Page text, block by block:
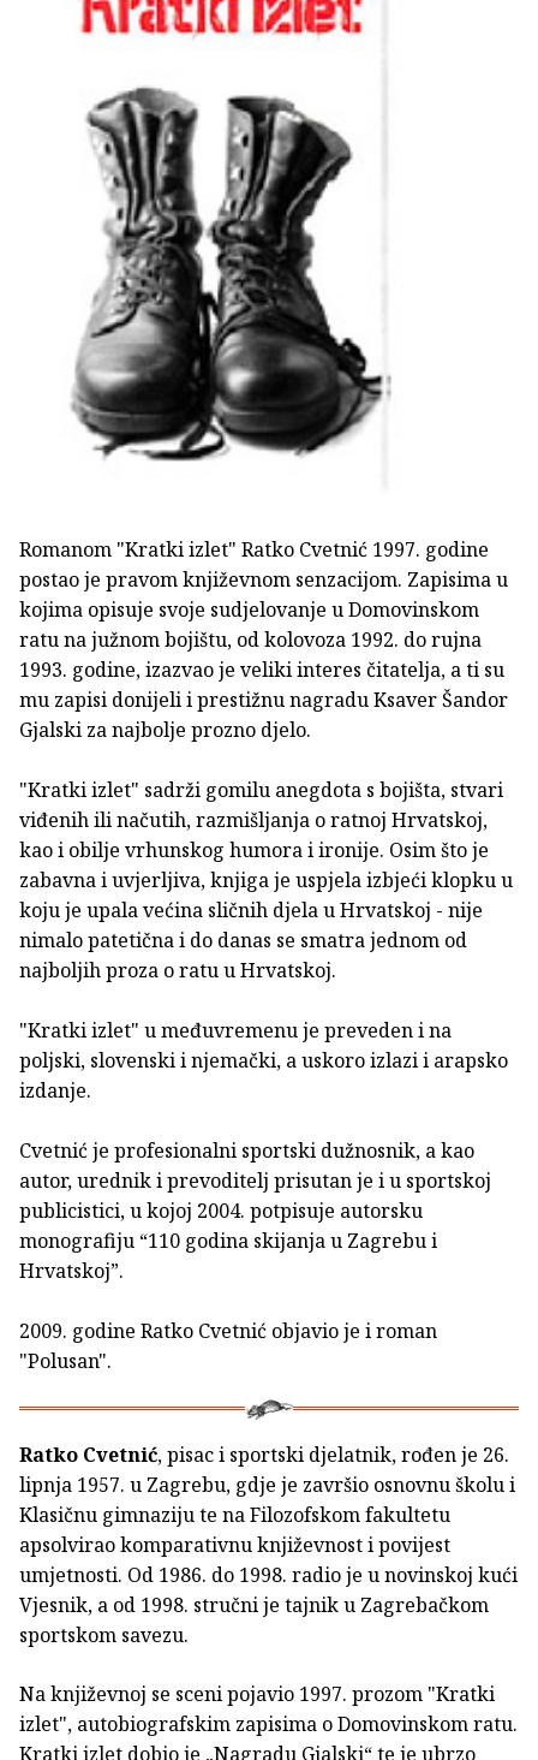
Romanom "Kratki izlet" Ratko Cvetnić 1997. godine
postao je pravom književnom senzacijom. Zapisima u
kojima opisuje svoje sudjelovanje u Domovinskom
ratu na južnom bojištu, od kolovoza 1992. do rujna
1993. godine, izazvao je veliki interes čitatelja, a ti su
mu zapisi donijeli i prestižnu nagradu Ksaver Šandor
Gjalski za najbolje prozno djelo.
"Kratki izlet" sadrži gomilu anegdota s bojišta, stvari
viđenih ili načutih, razmišljanja o ratnoj Hrvatskoj,
kao i obilje vrhunskog humora i ironije. Osim što je
zabavna i uvjerljiva, knjiga je uspjela izbjeći klopku u
koju je upala većina sličnih djela u Hrvatskoj - nije
nimalo patetična i do danas se smatra jednom od
najboljih proza o ratu u Hrvatskoj.
"Kratki izlet" u međuvremenu je preveden i na
poljski, slovenski i njemački, a uskoro izlazi i arapsko
izdanje.
Cvetnić je profesionalni sportski dužnosnik, a kao
autor, urednik i prevoditelj prisutan je i u sportskoj
publicistici, u kojoj 2004. potpisuje autorsku
monografiju “110 godina skijanja u Zagrebu i
Hrvatskoj”.
2009. godine Ratko Cvetnić objavio je i roman
"Polusan".
Ratko Cvetnić, pisac i sportski djelatnik, rođen je 26.
lipnja 1957. u Zagrebu, gdje je završio osnovnu školu i
Klasičnu gimnaziju te na Filozofskom fakultetu
apsolvirao komparativnu književnost i povijest
umjetnosti. Od 1986. do 1998. radio je u novinskoj kući
Vjesnik, a od 1998. stručni je tajnik u Zagrebačkom
sportskom savezu.
Na književnoj se sceni pojavio 1997. prozom "Kratki
izlet", auto­biografskim zapisima o Domovinskom ratu.
Kratki izlet dobio je „Nagradu Gjalski“ te je ubrzo